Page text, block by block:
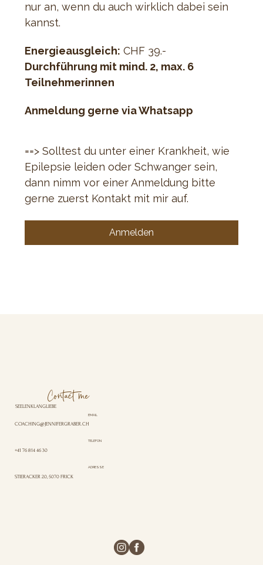
nur an, wenn du auch wirklich dabei sein
kannst.
Energieausgleich: CHF 39.-
Durchführung mit mind. 2, max. 6
Teilnehmerinnen
Anmeldung gerne via Whatsapp
==> Solltest du unter einer Krankheit, wie
Epilepsie leiden oder Schwanger sein,
dann nimm vor einer Anmeldung bitte
gerne zuerst Kontakt mit mir auf.
Anmelden
Contact me
SEELENKLANGLIEBE
EMAIL
COACHING@JENNIFERGRABER.CH
TELEFON
+41 76 814 46 30
ADRESSE
STIERACKER 20, 5070 FRICK